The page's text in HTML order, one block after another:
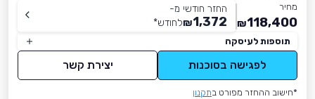
מחיר
118,400
₪
החזר חודשי מ-
1,372
₪לחודש*
תוספות לעיסקה
לפגישה בסוכנות יצירת קשר
*חישוב ההחזר מפורט בתקנון